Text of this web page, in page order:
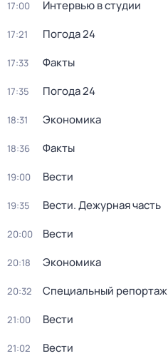
17:00 Интервью в студии
17:21 Погода 24
17:33 Факты
17:35 Погода 24
18:31 Экономика
18:36 Факты
19:00 Вести
19:35 Вести. Дежурная часть
20:00 Вести
20:18 Экономика
20:32 Специальный репортаж
21:00 Вести
21:02 Вести